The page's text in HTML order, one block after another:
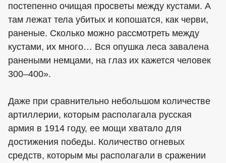
постепенно очищая просветы между кустами. А
там лежат тела убитых и копошатся, как черви,
раненые. Сколько можно рассмотреть между
кустами, их много… Вся опушка леса завалена
ранеными немцами, на глаз их кажется человек
300–400».
Даже при сравнительно небольшом количестве
артиллерии, которым располагала русская
армия в 1914 году, ее мощи хватало для
достижения победы. Количество огневых
средств, которым мы располагали в сражении